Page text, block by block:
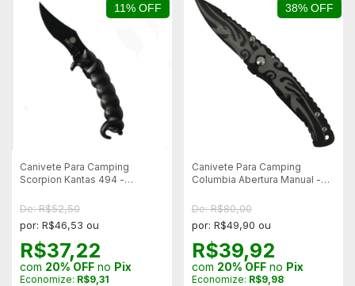
11% OFF
Canivete Para Camping
Scorpion Kantas 494 -
De: R$52,50
por: R$46,53 ou
R$37,22
com 20% OFF no Pix
Economize: R$9,31
38% OFF
Canivete Para Camping
Columbia Abertura Manual -
De: R$80,00
por: R$49,90 ou
R$39,92
com 20% OFFno Pix
Economize: R$9,98